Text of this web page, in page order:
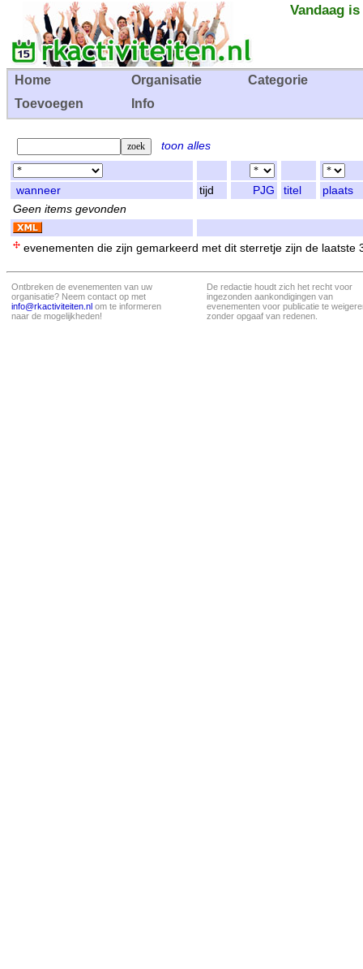
Vandaag
Home Organisatie
Categorie
Toevoegen
Info
toon alles
wanneer tijd PJG titel
plaats
Geen items gevonden
evenementen die zijn gemarkeerd met dit sterretje zijn de laatste
Ontbreken de evenementen van uw
organisatie? Neem contact op met
info@rkactiviteiten.nl om te informeren
naar de mogelijkheden!
De redactie houdt zich het recht voor
ingezonden aankondigingen van
evenementen voor publicatie te
zonder opgaaf van redenen.